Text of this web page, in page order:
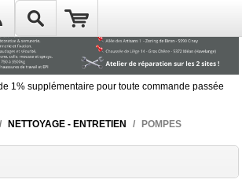
1% supplémentaire pour toute commande passée
/ NETTOYAGE - ENTRETIEN / POMPES